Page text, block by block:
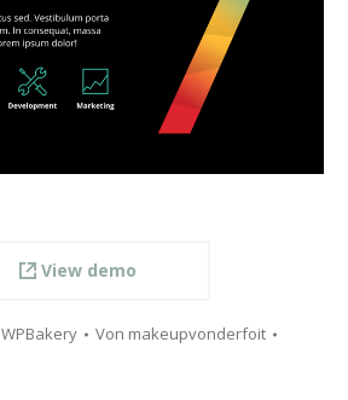
View demo
WPBakery Von makeupvonderfoit